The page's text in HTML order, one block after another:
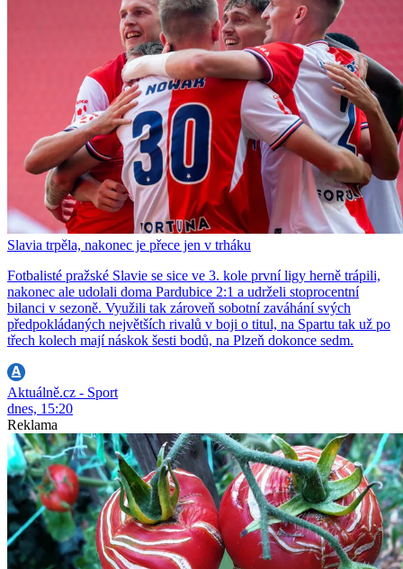
Slavia trpěla, nakonec je přece jen v trháku
Fotbalisté pražské Slavie se sice ve 3. kole první ligy herně trápili,
nakonec ale udolali doma Pardubice 2:1 a udrželi stoprocentní
bilanci v sezoně. Využili tak zároveň sobotní zaváhání svých
předpokládaných největších rivalů v boji o titul, na Spartu tak už po
třech kolech mají náskok šesti bodů, na Plzeň dokonce sedm.
Aktuálně.cz - Sport
dnes, 15:20
Reklama